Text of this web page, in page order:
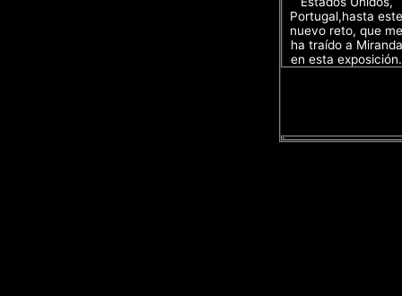
Portugal,hasta este
nuevo reto, que me
ha traído a Miranda
en esta exposición.